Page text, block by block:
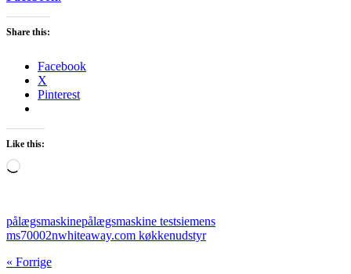
Share this:
Facebook
X
Pinterest
Like this:
Loading…
pålægsmaskinepålægsmaskine testsiemens
ms70002nwhiteaway.com køkkenudstyr
« Forrige